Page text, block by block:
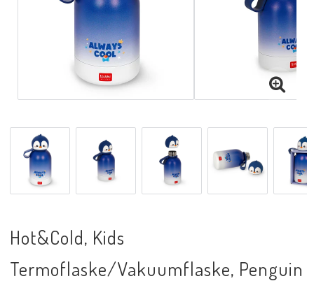
Hot&Cold, Kids
Termoflaske/Vakuumflaske, Penguin